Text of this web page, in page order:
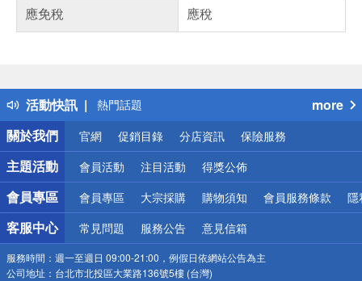
應免稅
應稅
活動快訊
得獎公告
熱門話題
銀行優惠
偏遠地區配送
詐騙網頁！請小心！
more
關於我們
官網 促銷目錄 分店資訊 保險服務
主題活動 會員活動 注目活動 得獎公佈
會員專區 會員專區 大宗採購 購物須知 會員服務條款 隱
客服中心 常見問題 服務公告 意見信箱
服務時間： 週一至週日 09:00-21:00，例假日依網站公告為主
公司地址： 台北市北投區大業路136號5樓 (台灣)